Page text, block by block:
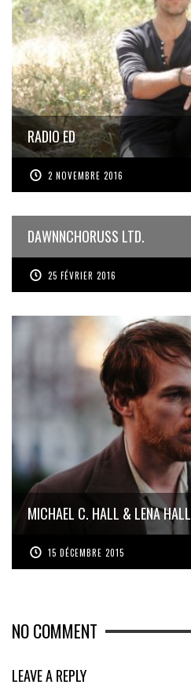
RADIO ED
2 NOVEMBRE 2016
DAWNNCHORUSS LTD.
25 FÉVRIER 2016
MICHAEL C. HALL & LENA HALL
15 DÉCEMBRE 2015
NO COMMENT
LEAVE A REPLY